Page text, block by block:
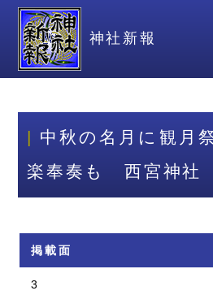
神社新報
中秋の名月に観月
楽奉奏も 西宮神社
掲載面
3